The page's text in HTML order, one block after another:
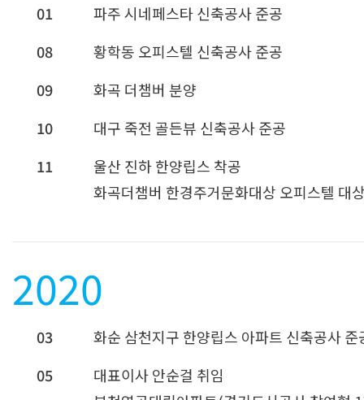
01
파주 시네페스타 신축공사 준공
08
황학동 오피스텔 신축공사 준공
09
화곡 더챔버 분양
10
대구 죽전 골든뷰 신축공사 준공
11
울산 진하 한양립스 착공
화곡더챔버 한경주거문화대상 오피스텔 대
2020
03
화순 삼천지구 한양립스 아파트 신축공사 준
05
대표이사 안순걸 취임